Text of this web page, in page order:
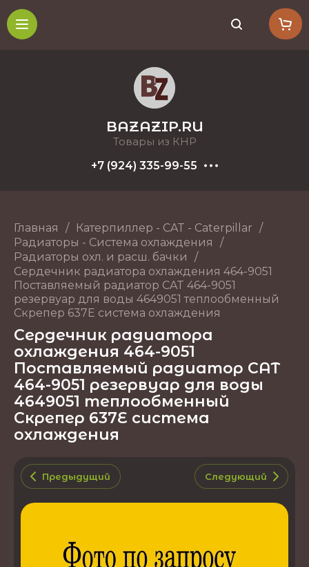
BAZAZIP.RU
Товары из КНР
+7 (924) 335-99-55
Главная / Катерпиллер - CAT - Caterpillar /
Радиаторы - Система охлаждения
/
Радиаторы охл. и расш. бачки
/
Сердечник радиатора охлаждения 464-9051
Поставляемый радиатор CAT 464-9051
резервуар для воды 4649051 теплообменный
Скрепер 637E система охлаждения
Сердечник радиатора
охлаждения 464-9051
Поставляемый радиатор CAT
464-9051 резервуар для воды
4649051 теплообменный
Скрепер 637E система
охлаждения
Предыдущий Следующий